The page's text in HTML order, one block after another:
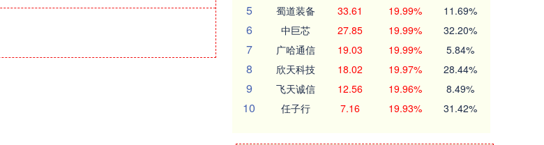
5 蜀道装备 33.61 19.99% 11.69%
6 中巨芯 27.85 19.99% 32.20%
7 广哈通信 19.03 19.99% 5.84%
8 欣天科技 18.02 19.97% 28.44%
9 飞天诚信 12.56 19.96% 8.49%
10 任子行 7.16 19.93% 31.42%